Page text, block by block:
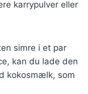
karrypulver eller
simre i et par
kan du lade den
kokosmælk, som